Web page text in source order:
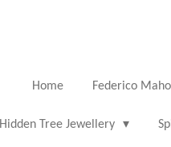
Home Federico
Hidden Tree Jewellery